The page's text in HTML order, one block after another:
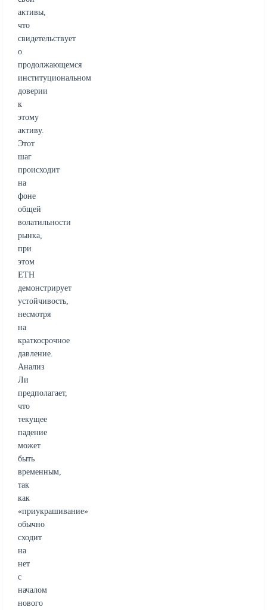
активы,
что
свидетельствует
о
продолжающемся
институциональном
доверии
к
этому
активу.
Этот
шаг
происходит
на
фоне
общей
волатильности
рынка,
при
этом
ETH
демонстрирует
устойчивость,
несмотря
на
краткосрочное
давление.
Анализ
Ли
предполагает,
что
текущее
падение
может
быть
временным,
так
как
«приукрашивание»
обычно
сходит
на
нет
с
началом
нового